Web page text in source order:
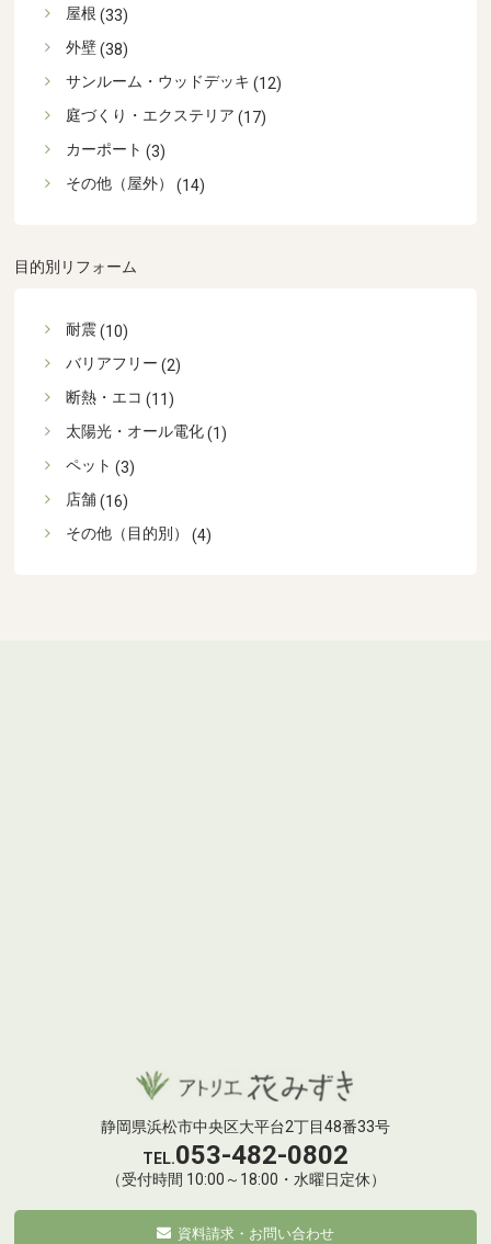
屋根 (33)
外壁(38)
サンルーム・ウッドデッキ (12)
庭づくり・エクステリア (17)
カーポート (3)
その他（屋外）
(14)
目的別リフォーム
耐震(10)
バリアフリー (2)
断熱・エコ (11)
太陽光・オール電化(1)
ペット (3)
店舗(16)
その他（目的別）
(4)
静岡県浜松市中央区大平台2丁目48番33号
TEL.053-482-0802
（受付時間 10:00～18:00・水曜日定休）
資料請求・お問い合わせ